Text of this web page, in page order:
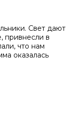
Свет дают
привнесли в
что нам
оказалась